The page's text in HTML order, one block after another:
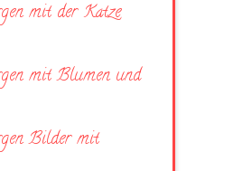
mit der Katze
mit Blumen und
Bilder mit